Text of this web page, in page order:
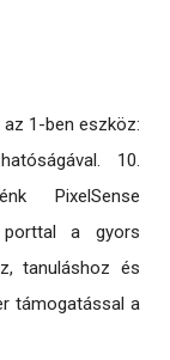
1-ben eszköz:
10.
PixelSense
porttal a gyors
tanuláshoz és
támogatással a